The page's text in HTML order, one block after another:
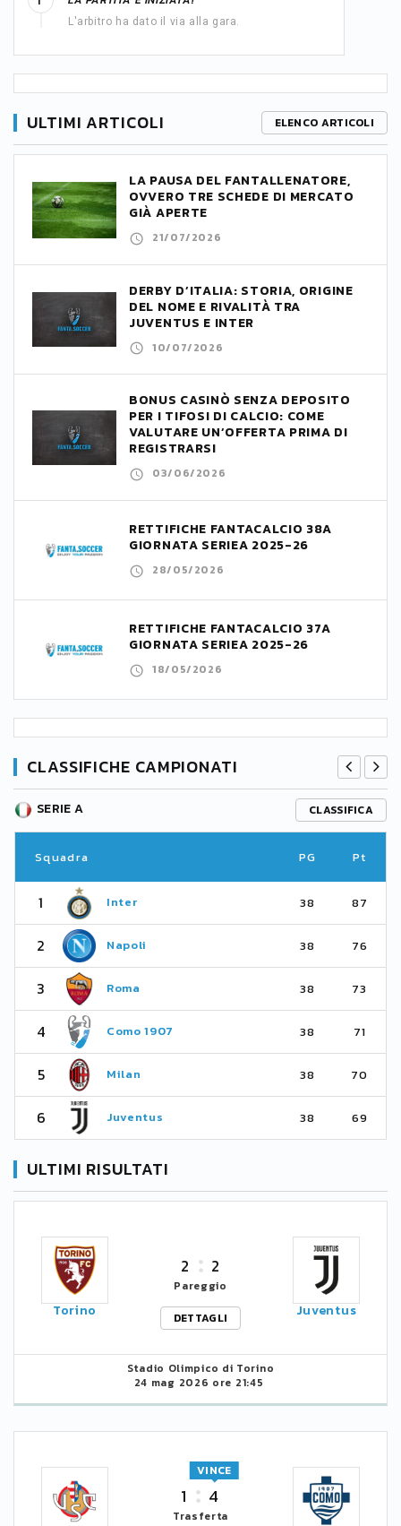
L'arbitro ha dato il via alla gara.
ULTIMI ARTICOLI ELENCO ARTICOLI
LA PAUSA DEL FANTALLENATORE,
OVVERO TRE SCHEDE DI MERCATO
GIÀ APERTE
21/07/2026
DERBY D’ITALIA: STORIA, ORIGINE
DEL NOME E RIVALITÀ TRA
JUVENTUS E INTER
10/07/2026
BONUS CASINÒ SENZA DEPOSITO
PER I TIFOSI DI CALCIO: COME
VALUTARE UN’OFFERTA PRIMA DI
REGISTRARSI
03/06/2026
RETTIFICHE FANTACALCIO 38A
GIORNATA SERIEA 2025-26
28/05/2026
RETTIFICHE FANTACALCIO 37A
GIORNATA SERIEA 2025-26
18/05/2026
CLASSIFICHE CAMPIONATI
SERIE A CLASSIFICA
Squadra PG Pt
1 Inter 38 87
2 Napoli 38 76
3 Roma 38 73
4 Como 1907 38 71
5 Milan 38 70
6 Juventus 38 69
ULTIMI RISULTATI
Torino
2 2
Pareggio
DETTAGLI
Juventus
Stadio Olimpico di Torino
24 mag 2026 ore 21:45
1 4
VINCE
Trasferta